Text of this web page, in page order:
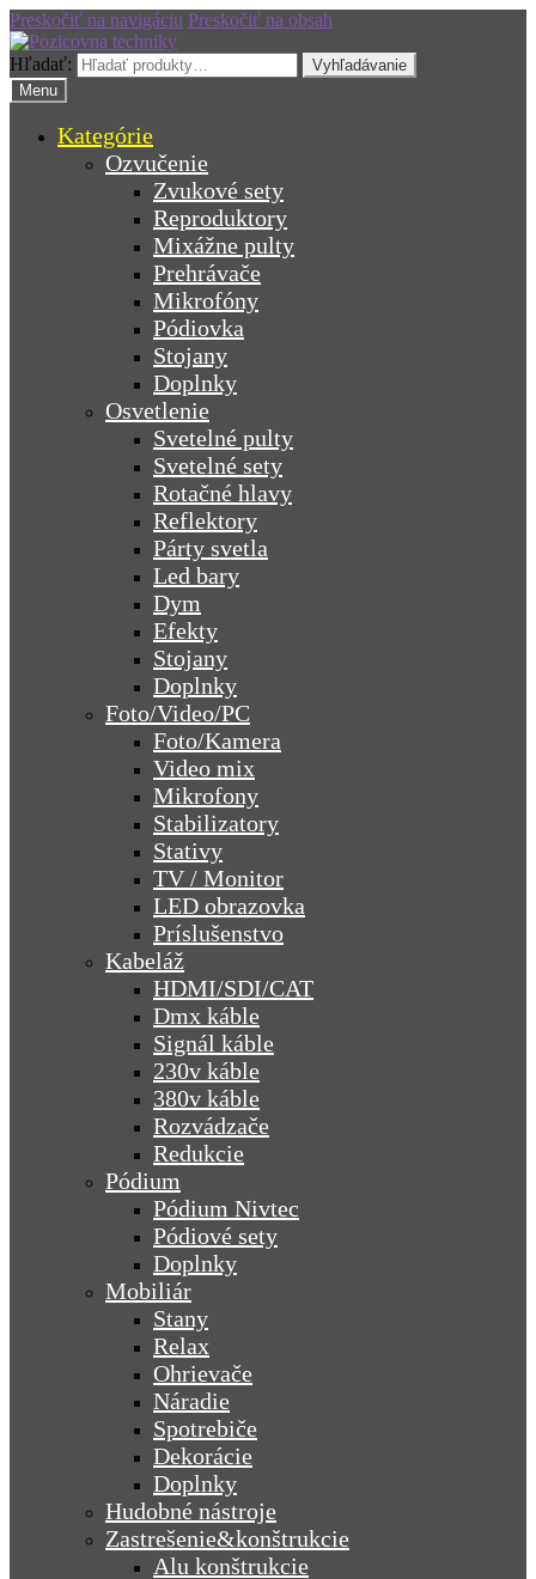
Preskočiť na navigáciu Preskočiť na obsah
Hľadať:
Vyhľadávanie
Menu
Kategórie
Ozvučenie
Zvukové sety
Reproduktory
Mixážne pulty
Prehrávače
Mikrofóny
Pódiovka
Stojany
Doplnky
Osvetlenie
Svetelné pulty
Svetelné sety
Rotačné hlavy
Reflektory
Párty svetla
Led bary
Dym
Efekty
Stojany
Doplnky
Foto/Video/PC
Foto/Kamera
Video mix
Mikrofony
Stabilizatory
Stativy
TV / Monitor
LED obrazovka
Príslušenstvo
Kabeláž
HDMI/SDI/CAT
Dmx káble
Signál káble
230v káble
380v káble
Rozvádzače
Redukcie
Pódium
Pódium Nivtec
Pódiové sety
Doplnky
Mobiliár
Stany
Relax
Ohrievače
Náradie
Spotrebiče
Dekorácie
Doplnky
Hudobné nástroje
Zastrešenie&konštrukcie
Alu konštrukcie